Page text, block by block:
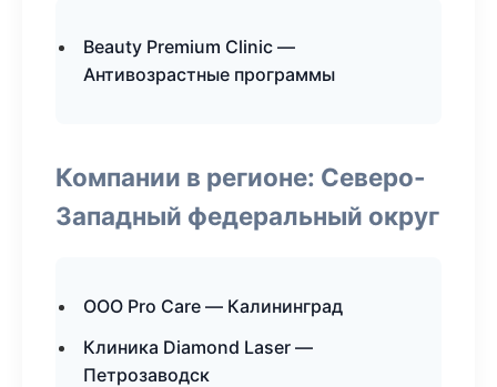
Beauty Premium Clinic —
Антивозрастные программы
Компании в регионе: Северо-
Западный федеральный округ
ООО Pro Care — Калининград
Клиника Diamond Laser —
Петрозаводск